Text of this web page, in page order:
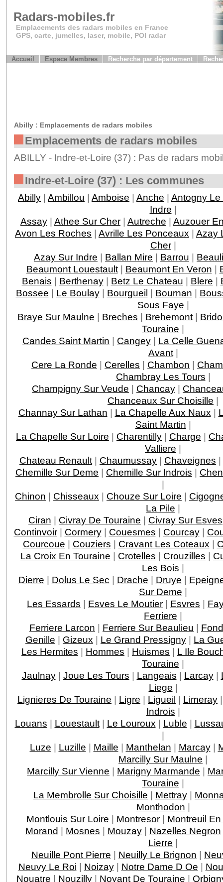
Radars-mobiles.fr
Emplacements des radars mobiles en France
GPS, carte, jumelles, laser, mobile, POI radar
Accueil Espace Membres Recherche par département
Abilly : Emplacements de radars mobiles
Emplacements de radars mobiles
ABILLY - Indre-et-Loire (37) : Pas de radars
Indre-et-Loire (37) : Les communes
Abilly | Ambillou | Amboise | Anche | Antogny Le
Indre |
Assay | Athee Sur Cher | Autreche | Auzouer
Avon Les Roches | Avrille Les Ponceaux | Azay
Cher|
Azay Sur Indre | Ballan Mire | Barrou |
Beaumont Louestault| Beaumont En Veron |
Benais | Berthenay| Betz Le Chateau | Blere |
Bossee | Le Boulay| Bourgueil | Bournan |
Sous Faye |
Braye Sur Maulne | Breches | Brehemont |
Touraine |
Candes Saint Martin | Cangey | La Celle
Avant|
Cere La Ronde | Cerelles | Chambon |
Chambray Les Tours |
Champigny Sur Veude | Chancay |
Chanceaux Sur Choisille |
Channay Sur Lathan | La Chapelle Aux Naux |
Saint Martin |
La Chapelle Sur Loire | Charentilly | Charge |
Valliere |
Chateau Renault | Chaumussay | Chaveignes |
Chemille Sur Deme | Chemille Sur Indrois |
|
Chinon | Chisseaux | Chouze Sur Loire |
La Pile |
Ciran | Civray De Touraine | Civray Sur Esves
Continvoir| Cormery| Couesmes | Courcay|
Courcoue | Couziers | Cravant Les Coteaux |
La Croix En Touraine | Crotelles | Crouzilles |
Les Bois |
Dierre | Dolus Le Sec | Drache | Druye |
Sur Deme |
Les Essards | Esves Le Moutier | Esvres |
Ferriere |
Ferriere Larcon | Ferriere Sur Beaulieu |
Genille | Gizeux | Le Grand Pressigny | La
Les Hermites | Hommes | Huismes | L Ile
Touraine |
Jaulnay| Joue Les Tours | Langeais | Larcay|
Liege |
Lignieres De Touraine | Ligre | Ligueil | Limeray
Indrois |
Louans | Louestault| Le Louroux | Luble |
|
Luze | Luzille | Maille | Manthelan | Marcay|
Marcilly Sur Maulne |
Marcilly Sur Vienne | Marigny Marmande |
Touraine |
La Membrolle Sur Choisille | Mettray |
Monthodon |
Montlouis Sur Loire | Montresor | Montreuil
Morand | Mosnes | Mouzay | Nazelles Negron
Lierre |
Neuille Pont Pierre | Neuilly Le Brignon |
Neuvy Le Roi | Noizay| Notre Dame D Oe |
Nouatre | Nouzilly | Noyant De Touraine |